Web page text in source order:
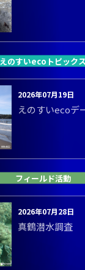
えのすいecoトピックス
2026年07月19日
えのすいecoデ
フィールド活動
2026年07月28日
真鶴潜水調査